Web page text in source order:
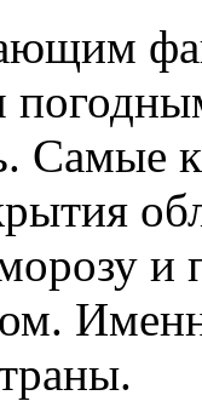
Самые
и